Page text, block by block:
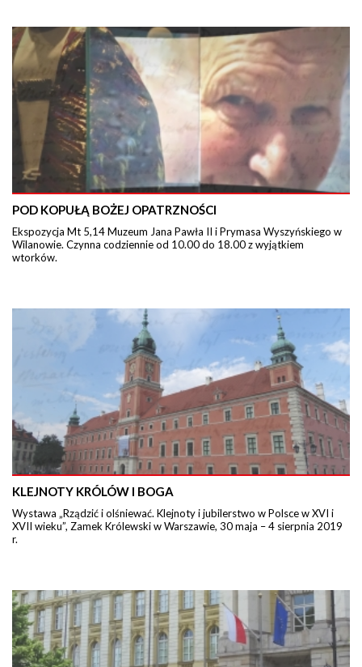
POD KOPUŁĄ BOŻEJ OPATRZNOŚCI
Ekspozycja Mt 5,14 Muzeum Jana Pawła II i Prymasa Wyszyńskiego w
Wilanowie. Czynna codziennie od 10.00 do 18.00 z wyjątkiem
wtorków.
KLEJNOTY KRÓLÓW I BOGA
Wystawa „Rządzić i olśniewać. Klejnoty i jubilerstwo w Polsce w XVI i
XVII wieku”, Zamek Królewski w Warszawie, 30 maja – 4 sierpnia 2019
r.